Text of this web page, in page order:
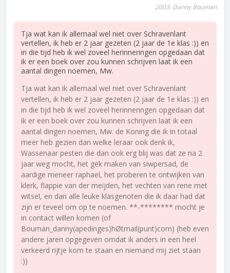
2003, Danny Bouman
Tja wat kan ik allemaal wel niet over Schravenlant
vertellen, ik heb er 2 jaar gezeten (2 jaar de 1e klas :)) en
in die tijd heb ik wel zoveel herinneringen opgedaan dat
ik er een boek over zou kunnen schrijven laat ik een
aantal dingen noemen, Mw.
Tja wat kan ik allemaal wel niet over Schravenlant
vertellen, ik heb er 2 jaar gezeten (2 jaar de 1e klas :)) en
in die tijd heb ik wel zoveel herinneringen opgedaan dat
ik er een boek over zou kunnen schrijven laat ik een
aantal dingen noemen, Mw. de Koning die ik in totaal
meer heb gezien dan welke leraar ook denk ik,
Wassenaar pesten die dan ook erg blij was dat ze na 2
jaar weg mocht, het gek maken van siwpersad, de
aardige meneer raphael, het proberen te ontwijken van
klerk, flappie van der meijden, het vechten van rene met
witsel, en dan alle leuke klasgenoten die ik daar had dat
zijn er teveel om op te noemen. **-******** mocht je
in contact willen komen (of
Bouman_danny(apedinges)hØtmail(punt)com) (heb even
andere jaren opgegeven omdat ik anders in een heel
verkeerd rijtje kom te staan en niemand mij ziet staan
:))